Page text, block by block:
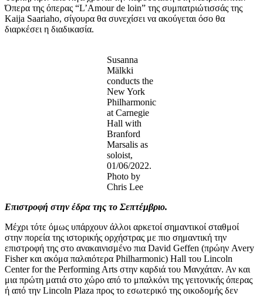
Όπερα της όπερας “L’Amour de loin” της συμπατριώτισσάς της
Kaija Saariaho, σίγουρα θα συνεχίσει να ακούγεται όσο θα
διαρκέσει η διαδικασία.
Susanna
Mälkki
conducts the
New York
Philharmonic
at Carnegie
Hall with
Branford
Marsalis as
soloist,
01/06/2022.
Photo by
Chris Lee
Επιστροφή στην έδρα της το Σεπτέμβριο.
Μέχρι τότε όμως υπάρχουν άλλοι αρκετοί σημαντικοί σταθμοί
στην πορεία της ιστορικής ορχήστρας με πιο σημαντική την
επιστροφή της στο ανακαινισμένο πια David Geffen (πρώην Avery
Fisher και ακόμα παλαιότερα Philharmonic) Hall του Lincoln
Center for the Performing Arts στην καρδιά του Μανχάταν. Αν και
μια πρώτη ματιά στο χώρο από το μπαλκόνι της γειτονικής όπερας
ή από την Lincoln Plaza προς το εσωτερικό της οικοδομής δεν